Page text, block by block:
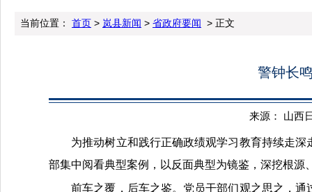
当前位置： 首页 > 岚县新闻 > 省政府要闻 > 正文
警钟长
来源： 山西
为推动树立和践行正确政绩观学习教育持续走
部集中阅看典型案例，以反面典型为镜鉴，深挖根
前车之覆，后车之鉴。党员干部们观之思之，